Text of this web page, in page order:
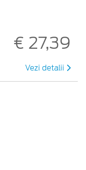
€ 27,39
Vezi detalii